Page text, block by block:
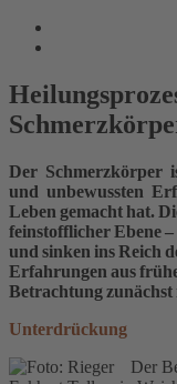
Der Schmerzkörper
und unbewussten
Leben gemacht hat.
feinstofflicher Ebene –
und sinken ins Reich
Erfahrungen aus
Betrachtung
Unterdrückung
Der